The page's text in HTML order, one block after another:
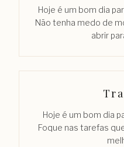
Hoje é um bom dia
Não tenha medo de
abrir
Hoje é um bom dia
Foque nas tarefas